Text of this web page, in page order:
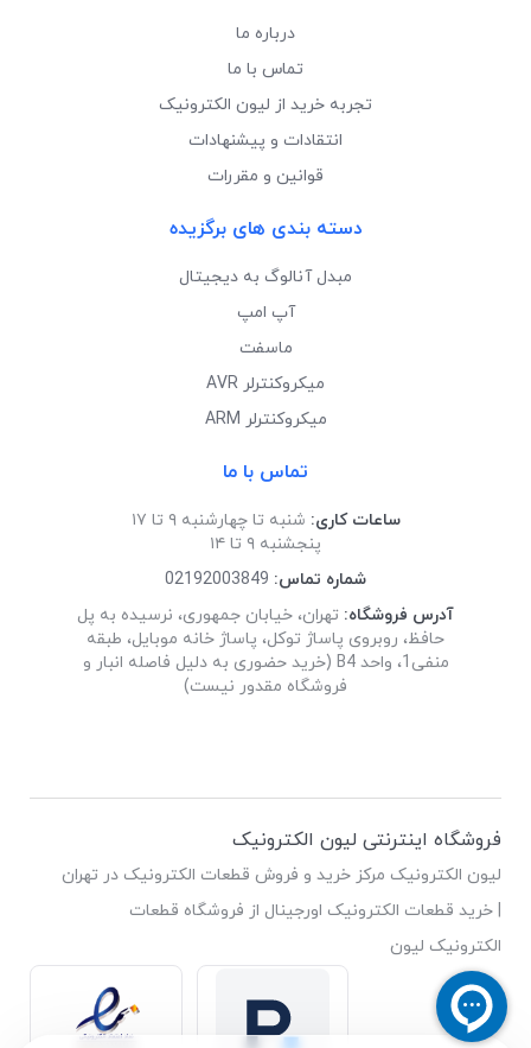
درباره ما
تماس با ما
تجربه خرید از لیون الکترونیک
انتقادات و پیشنهادات
قوانین و مقررات
دسته بندی های برگزیده
مبدل آنالوگ به دیجیتال
آپ امپ
ماسفت
میکروکنترلر AVR
میکروکنترلر ARM
تماس با ما
ساعات کاری: شنبه تا چهارشنبه ۹ تا ۱۷
پنجشنبه ۹ تا ۱۴
شماره تماس: 02192003849
آدرس فروشگاه: تهران، خیابان جمهوری، نرسیده به پل
حافظ، روبروی پاساژ توکل، پاساژ خانه موبایل، طبقه
منفی1، واحد B4 (خرید حضوری به دلیل فاصله انبار و
فروشگاه مقدور نیست)
فروشگاه اینترنتی لیون الکترونیک
لیون الکترونیک مرکز خرید و فروش قطعات الکترونیک در تهران
| خرید قطعات الکترونیک اورجینال از فروشگاه قطعات
الکترونیک لیون